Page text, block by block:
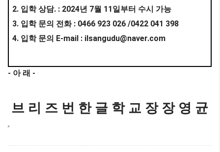
2. 입학 상담. : 2024년 7월 11 일부터 수시 가능
3. 입학 문의 전화 : 0466 923 026 /0422 041 398
4. 입학 문의 E-mail : ilsangudu@naver.com
- 아 래 -
브 리 즈 번 한 글 학 교 장 장 영 균